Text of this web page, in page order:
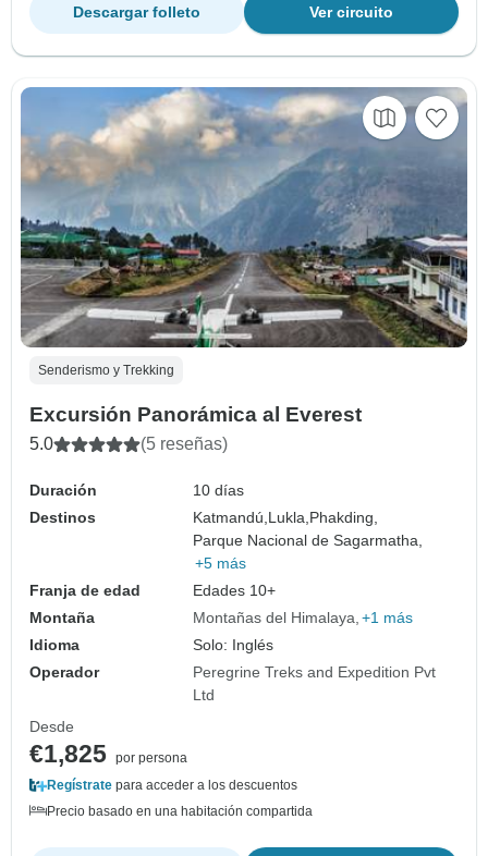
Ver circuito
Descargar folleto
Senderismo y Trekking
Excursión Panorámica al Everest
5.0 (5 reseñas)
Duración
10 días
Destinos
Katmandú, Lukla, Phakding,
Parque Nacional de Sagarmatha,
+5 más
Franja de edad
Edades 10+
Montaña
Montañas del Himalaya +1 más
Idioma
Solo: Inglés
Operador
Peregrine Treks and Expedition Pvt
Ltd
Desde
€1,825 por persona
Regístrate para acceder a los descuentos
Precio basado en una habitación compartida